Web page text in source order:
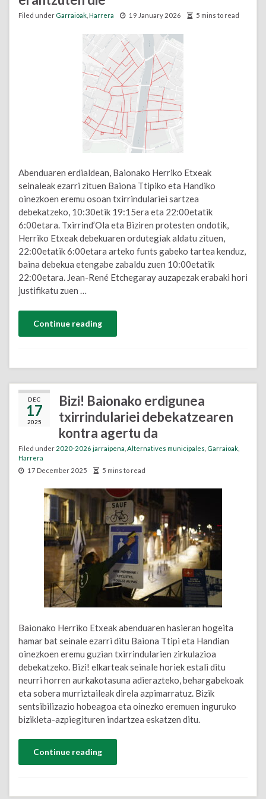
Filed under Garraioak Harrera 19 January 2026 5 mins to read
Abenduaren erdialdean, Baionako Herriko Etxeak
seinaleak ezarri zituen Baiona Ttipiko eta Handiko
oinezkoen eremu osoan txirrindulariei sartzea
debekatzeko, 10:30etik 19:15era eta 22:00etatik
6:00etara. Txirrind’Ola eta Biziren protesten ondotik,
Herriko Etxeak debekuaren ordutegiak aldatu zituen,
22:00etatik 6:00etara arteko funts gabeko tartea kenduz,
baina debekua etengabe zabaldu zuen 10:00etatik
22:00etara. Jean-René Etchegaray auzapezak erabaki hori
justifikatu zuen …
Continue reading
DEC
17
2025
Bizi! Baionako erdigunea
txirrindulariei debekatzearen
kontra agertu da
Filed under 2020-2026 jarraipena Alternatives municipales Garraioak
Harrera
17 December 2025
5 mins to read
Baionako Herriko Etxeak abenduaren hasieran hogeita
hamar bat seinale ezarri ditu Baiona Ttipi eta Handian
oinezkoen eremu guzian txirrindularien zirkulazioa
debekatzeko. Bizi! elkarteak seinale horiek estali ditu
neurri horren aurkakotasuna adierazteko, behargabekoak
eta sobera murriztaileak direla azpimarratuz. Bizik
sentsibilizazio hobeagoa eta oinezko eremuen inguruko
bizikleta-azpiegituren indartzea eskatzen ditu.
Continue reading